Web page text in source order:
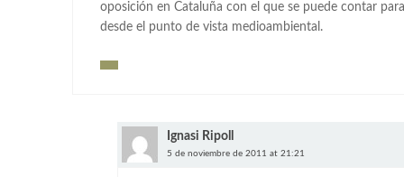
oposición en Cataluña con el que se puede contar
desde el punto de vista medioambiental.
Ignasi Ripoll
5 de noviembre de 2011 at 21:21